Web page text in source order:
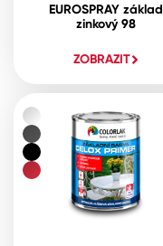
EUROSPRAY základ
zinkový 98
ZOBRAZIT